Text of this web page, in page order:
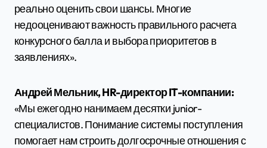
реально оценить свои шансы. Многие
недооценивают важность правильного расчета
конкурсного балла и выбора приоритетов в
заявлениях».
Андрей Мельник, HR-директор IT-компании:
«Мы ежегодно нанимаем десятки junior-
специалистов. Понимание системы поступления
помогает нам строить долгосрочные отношения с